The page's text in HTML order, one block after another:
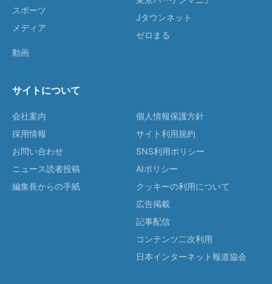
スポーツ
メディア
動画
Jタウンネット
ゼロまる
サイトについて
会社案内
採用情報
お問い合わせ
ニュース読者投稿
編集長からの手紙
個人情報保護方針
サイト利用規約
SNS利用ポリシー
AIポリシー
クッキーの利用について
広告掲載
記事配信
コンテンツ二次利用
日本インターネット報道協会